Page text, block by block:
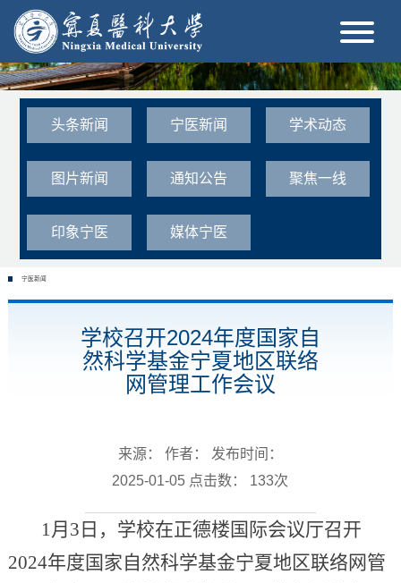
头条新闻 宁医新闻 学术动态
图片新闻 通知公告 聚焦一线
印象宁医 媒体宁医
宁医新闻
学校召开2024年度国家自
然科学基金宁夏地区联络
网管理工作会议
来源： 作者： 发布时间：
2025-01-05 点击数： 133次
1月3日，学校在正德楼国际会议厅召开
2024年度国家自然科学基金宁夏地区联络网管